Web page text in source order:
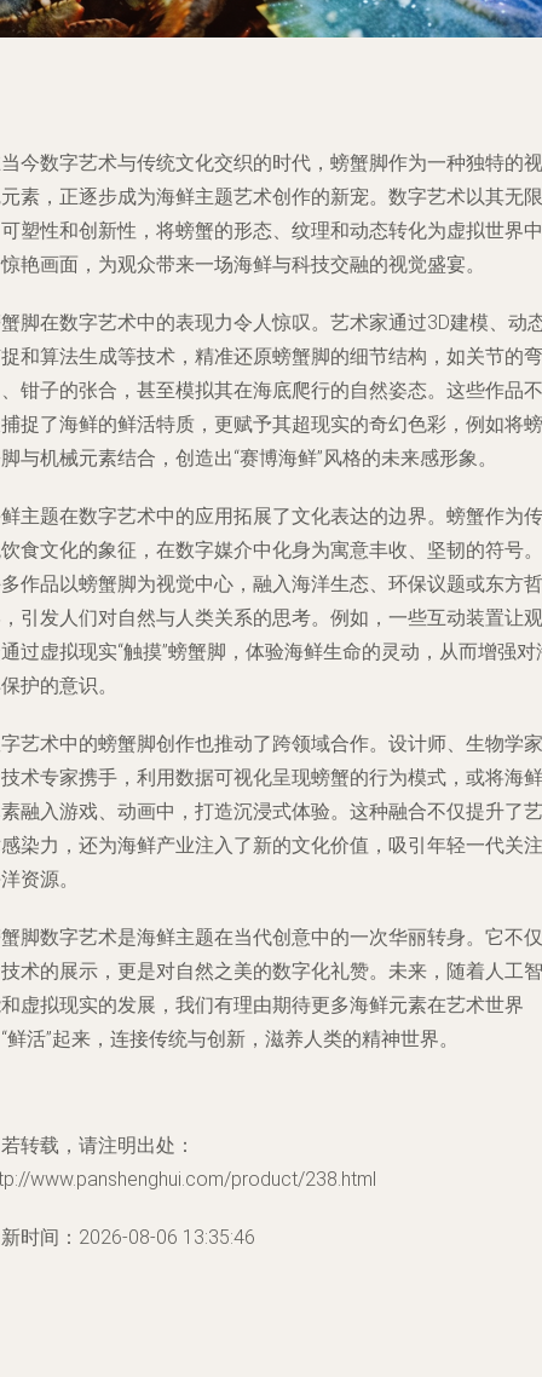
今数字艺术与传统文化交织的时代，螃蟹脚作为一种独特的视
素，正逐步成为海鲜主题艺术创作的新宠。数字艺术以其无限
塑性和创新性，将螃蟹的形态、纹理和动态转化为虚拟世界中
艳画面，为观众带来一场海鲜与科技交融的视觉盛宴。
脚在数字艺术中的表现力令人惊叹。艺术家通过3D建模、动
和算法生成等技术，精准还原螃蟹脚的细节结构，如关节的弯
钳子的张合，甚至模拟其在海底爬行的自然姿态。这些作品不
捉了海鲜的鲜活特质，更赋予其超现实的奇幻色彩，例如将螃
与机械元素结合，创造出“赛博海鲜”风格的未来感形象。
主题在数字艺术中的应用拓展了文化表达的边界。螃蟹作为传
食文化的象征，在数字媒介中化身为寓意丰收、坚韧的符号。
作品以螃蟹脚为视觉中心，融入海洋生态、环保议题或东方哲
引发人们对自然与人类关系的思考。例如，一些互动装置让观
过虚拟现实“触摸”螃蟹脚，体验海鲜生命的灵动，从而增强对
护的意识。
艺术中的螃蟹脚创作也推动了跨领域合作。设计师、生物学家
术专家携手，利用数据可视化呈现螃蟹的行为模式，或将海鲜
融入游戏、动画中，打造沉浸式体验。这种融合不仅提升了艺
染力，还为海鲜产业注入了新的文化价值，吸引年轻一代关注
资源。
脚数字艺术是海鲜主题在当代创意中的一次华丽转身。它不仅
术的展示，更是对自然之美的数字化礼赞。未来，随着人工智
虚拟现实的发展，我们有理由期待更多海鲜元素在艺术世界
鲜活”起来，连接传统与创新，滋养人类的精神世界。
转载，请注明出处：
www.panshenghui.com/product/238.html
时间：2026-08-06 13:35:46